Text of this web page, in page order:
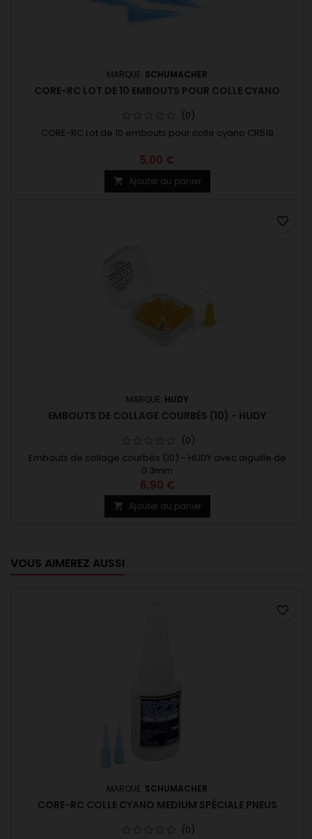
MARQUE: SCHUMACHER
CORE-RC LOT DE 10 EMBOUTS POUR COLLE CYANO
(0)
CORE-RC Lot de 10 embouts pour colle cyano CR518
5,00 €
 Ajouter au panier
MARQUE: HUDY
EMBOUTS DE COLLAGE COURBÉS (10) - HUDY
(0)
Embouts de collage courbés (10) - HUDY avec aiguille de
0.3mm
6,90 €
 Ajouter au panier
favorite_border
VOUS AIMEREZ AUSSI
MARQUE: SCHUMACHER
CORE-RC COLLE CYANO MEDIUM SPÉCIALE PNEUS
(0)
favorite_border